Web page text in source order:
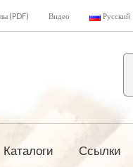
(PDF) Видео Русский
Каталоги Ссылки